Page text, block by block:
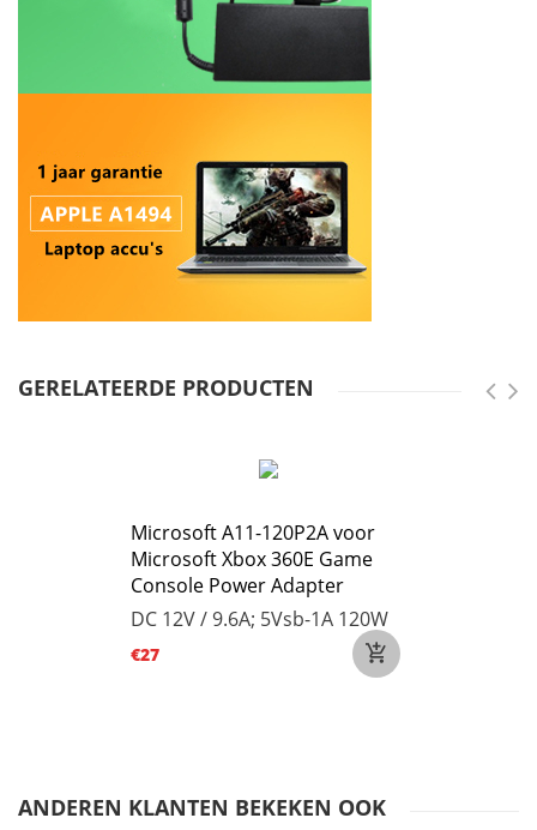
GERELATEERDE PRODUCTEN
Microsoft A11-120P2A voor
Microsoft Xbox 360E Game
Console Power Adapter
DC 12V / 9.6A; 5Vsb-1A 120W
€27
ANDEREN KLANTEN BEKEKEN OOK